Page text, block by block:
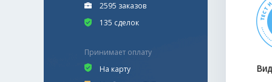
2595 заказов
135 сделок
Принимает оплату
На карту